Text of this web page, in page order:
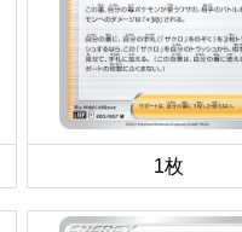
1枚